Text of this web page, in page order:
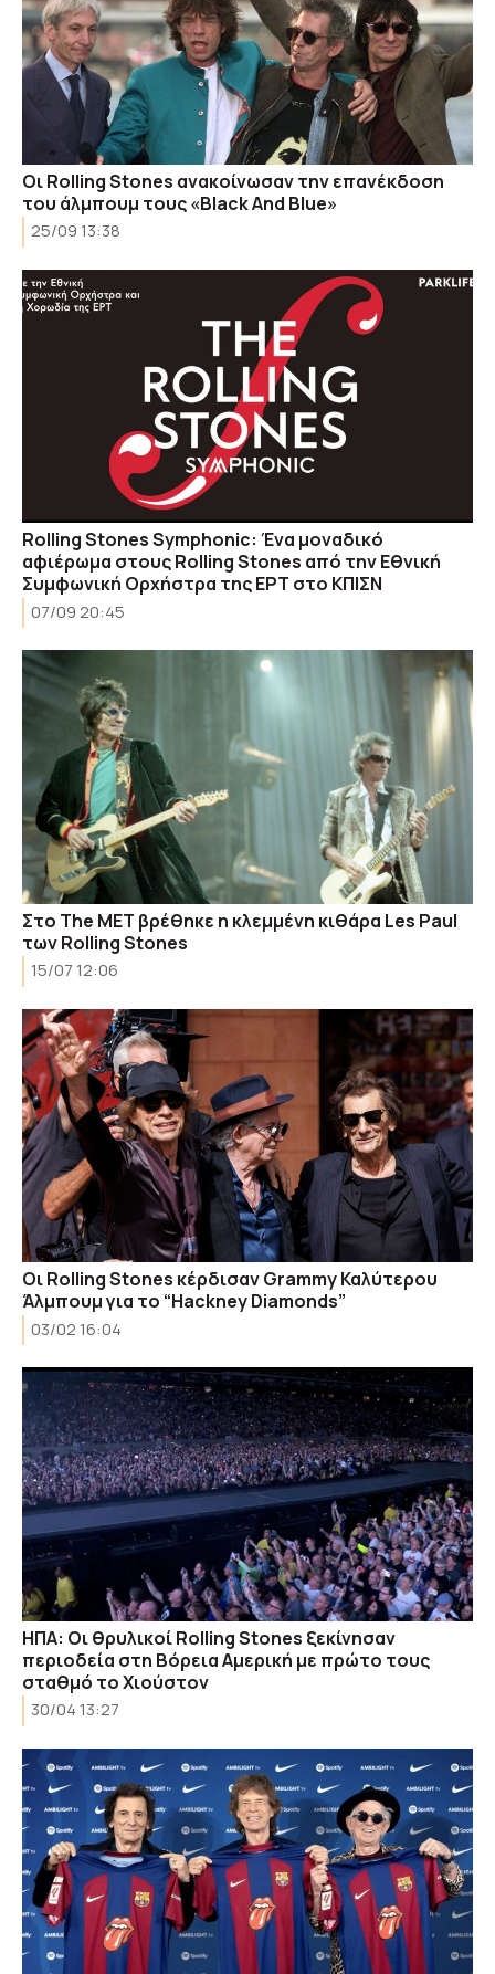
Οι Rolling Stones ανακοίνωσαν την επανέκδοση
του άλμπουμ τους «Black And Blue»
25/09 13:38
Rolling Stones Symphonic: Ένα μοναδικό
αφιέρωμα στους Rolling Stones από την Εθνική
Συμφωνική Ορχήστρα της ΕΡΤ στο ΚΠΙΣΝ
07/09 20:45
Στο The MET βρέθηκε η κλεμμένη κιθάρα Les Paul
των Rolling Stones
15/07 12:06
Οι Rolling Stones κέρδισαν Grammy Καλύτερου
Άλμπουμ για το “Hackney Diamonds”
03/02 16:04
ΗΠΑ: Οι θρυλικοί Rolling Stones ξεκίνησαν
περιοδεία στη Βόρεια Αμερική με πρώτο τους
σταθμό το Χιούστον
30/04 13:27